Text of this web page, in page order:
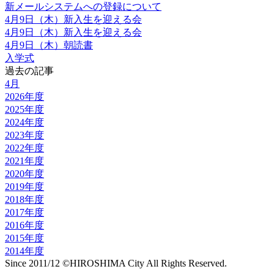
新メールシステムへの登録について
4月9日（木）新入生を迎える会
4月9日（木）新入生を迎える会
4月9日（木）朝読書
入学式
過去の記事
4月
2026年度
2025年度
2024年度
2023年度
2022年度
2021年度
2020年度
2019年度
2018年度
2017年度
2016年度
2015年度
2014年度
Since 2011/12 ©HIROSHIMA City All Rights Reserved.